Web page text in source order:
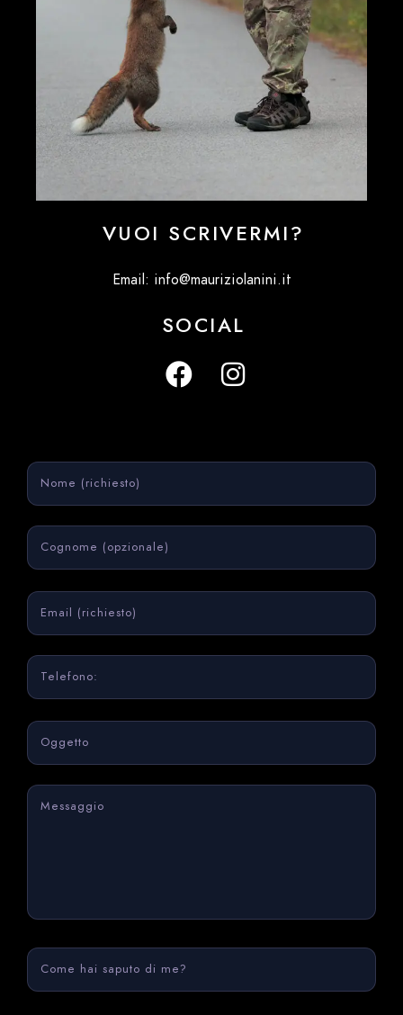
VUOI SCRIVERMI?
Email: info@mauriziolanini.it
SOCIAL